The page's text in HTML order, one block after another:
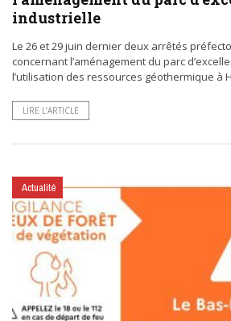
industrielle
Le 26 et 29 juin dernier deux arrêtés
concernant l’aménagement du parc
l’utilisation des ressources géothermique à
LIRE L’ARTICLE
Actualité